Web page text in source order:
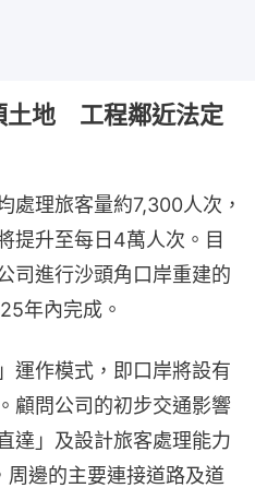
土地 工程鄰近法定
處理旅客量約7,300人次，
提升至每日4萬人次。目
司進行沙頭角口岸重建的
年內完成。
運作模式，即口岸將設有
顧問公司的初步交通影響
達」及設計旅客處理能力
邊的主要連接道路及道